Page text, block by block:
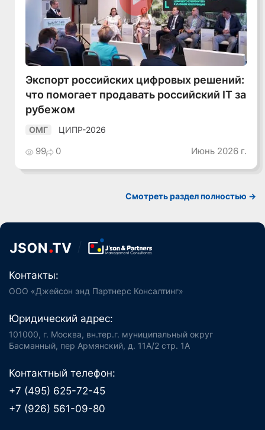
Смотреть видео
Экспорт российских цифровых решений:
что помогает продавать российский IT за
рубежом
ОМГ ЦИПР-2026
99 0 Июнь 2026 г.
Смотреть раздел полностью ->
Контакты:
ООО «Джейсон энд Партнерс Консалтинг»
Юридический адрес:
101000, г. Москва, вн.тер.г. муниципальный округ
Басманный, пер Армянский, д. 11А/2 стр. 1А
Контактный телефон:
+7 (495) 625-72-45
+7 (926) 561-09-80